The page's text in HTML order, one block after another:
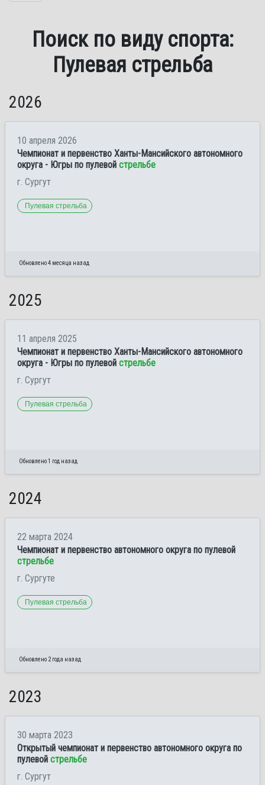
Поиск по виду спорта:
Пулевая стрельба
2026
10 апреля 2026
Чемпионат и первенство Ханты-Мансийского автономного
округа - Югры по пулевой стрельбе
г. Сургут
Пулевая стрельба
Обновлено 4 месяца назад
2025
11 апреля 2025
Чемпионат и первенство Ханты-Мансийского автономного
округа - Югры по пулевой стрельбе
г. Сургут
Пулевая стрельба
Обновлено 1 год назад
2024
22 марта 2024
Чемпионат и первенство автономного округа по пулевой
стрельбе
г. Сургуте
Пулевая стрельба
Обновлено 2 года назад
2023
30 марта 2023
Открытый чемпионат и первенство автономного округа по
пулевой стрельбе
г. Сургут